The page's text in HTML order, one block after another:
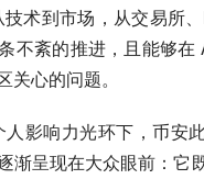
术到市场，从交易所
不紊的推进，且能够在
心的问题。
影响力光环下，币安
渐呈现在大众眼前：它